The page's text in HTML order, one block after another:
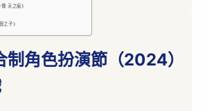
天之痕》
之子》
角色扮演節（2024）